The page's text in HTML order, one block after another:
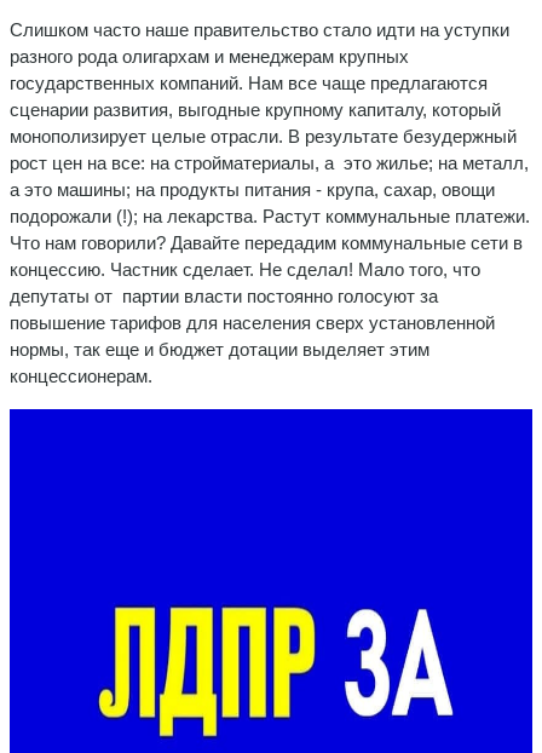
Слишком часто наше правительство стало идти на уступки
разного рода олигархам и менеджерам крупных
государственных компаний. Нам все чаще предлагаются
сценарии развития, выгодные крупному капиталу, который
монополизирует целые отрасли. В результате безудержный
рост цен на все: на стройматериалы, а это жилье; на металл,
а это машины; на продукты питания - крупа, сахар, овощи
подорожали (!); на лекарства. Растут коммунальные платежи.
Что нам говорили? Давайте передадим коммунальные сети в
концессию. Частник сделает. Не сделал! Мало того, что
депутаты от партии власти постоянно голосуют за
повышение тарифов для населения сверх установленной
нормы, так еще и бюджет дотации выделяет этим
концессионерам.